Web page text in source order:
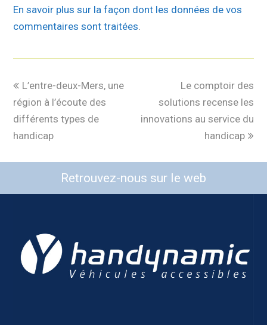
En savoir plus sur la façon dont les données de vos
commentaires sont traitées.
L’entre-deux-Mers, une
région à l’écoute des
différents types de
handicap
Le comptoir des
solutions recense les
innovations au service du
handicap
Retrouvez-nous sur le web